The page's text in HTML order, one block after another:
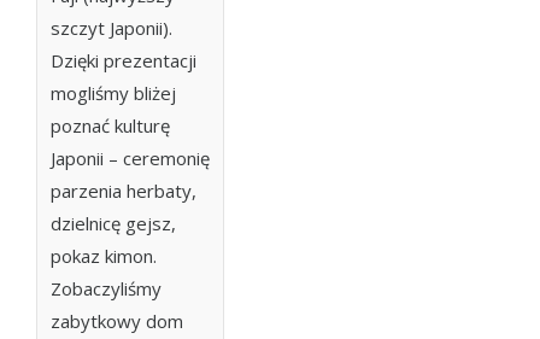
szczyt Japonii).
Dzięki prezentacji
mogliśmy bliżej
poznać kulturę
Japonii – ceremonię
parzenia herbaty,
dzielnicę gejsz,
pokaz kimon.
Zobaczyliśmy
zabytkowy dom